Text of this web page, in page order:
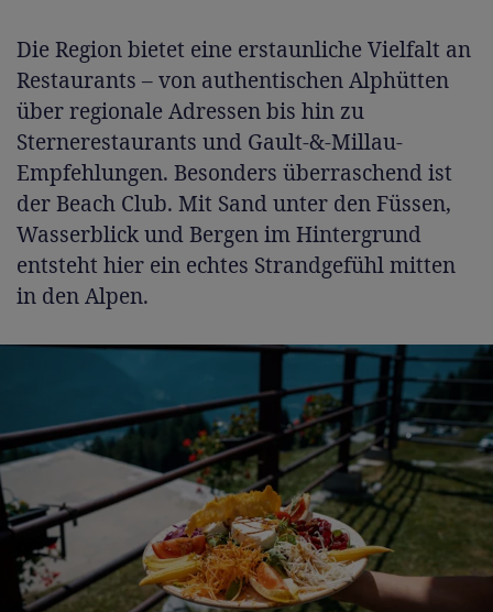
Die Region bietet eine erstaunliche Vielfalt an
Restaurants – von authentischen Alphütten
über regionale Adressen bis hin zu
Sternerestaurants und Gault-&-Millau-
Empfehlungen. Besonders überraschend ist
der Beach Club. Mit Sand unter den Füssen,
Wasserblick und Bergen im Hintergrund
entsteht hier ein echtes Strandgefühl mitten
in den Alpen.